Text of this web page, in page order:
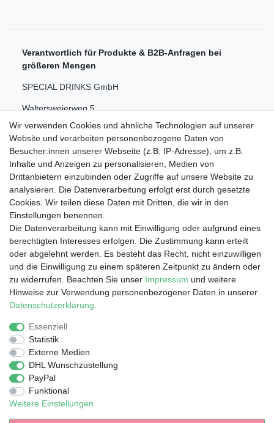
Verantwortlich für Produkte & B2B-Anfragen bei
größeren Mengen
SPECIAL DRINKS GmbH
Waltersweierweg 5
77652 Offenburg
Kontakt
📞 +49 175 1 5555 88
📧hello@iamspecial.club
Online-Vertrieb & Versand
durch die 1A Star Internet GmbH
📧 shop@1a.de
🕘 Mo. – Fr.: 9:30 – 17:00 Uhr
Impressum
Wir verwenden Cookies und ähnliche Technologien auf unserer
Website und verarbeiten personenbezogene Daten von
Besucher:innen unserer Webseite (z.B. IP-Adresse), um z.B.
Inhalte und Anzeigen zu personalisieren, Medien von
Drittanbietern einzubinden oder Zugriffe auf unsere Website zu
analysieren. Die Datenverarbeitung erfolgt erst durch gesetzte
Cookies. Wir teilen diese Daten mit Dritten, die wir in den
Einstellungen benennen.
Die Datenverarbeitung kann mit Einwilligung oder aufgrund eines
berechtigten Interesses erfolgen. Die Zustimmung kann erteilt
oder abgelehnt werden. Es besteht das Recht, nicht einzuwilligen
und die Einwilligung zu einem späteren Zeitpunkt zu ändern oder
zu widerrufen. Beachten Sie unser Impressum und weitere
Hinweise zur Verwendung personenbezogener Daten in unserer
Daten­schutz­erklärung
Essenziell
Statistik
Externe Medien
DHL Wunschzustellung
PayPal
Funktional
Weitere Einstellungen